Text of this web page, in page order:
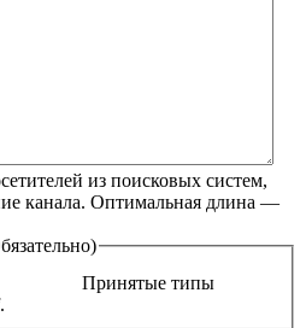
из поисковых систем,
канала. Оптимальная длина —
Принятые типы